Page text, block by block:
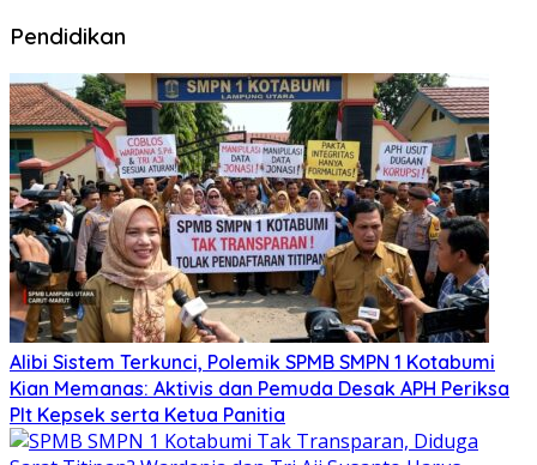
Pendidikan
Alibi Sistem Terkunci, Polemik SPMB SMPN 1 Kotabumi
Kian Memanas: Aktivis dan Pemuda Desak APH Periksa
Plt Kepsek serta Ketua Panitia